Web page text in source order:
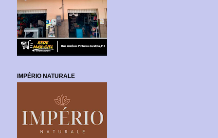
IMPÉRIO NATURALE